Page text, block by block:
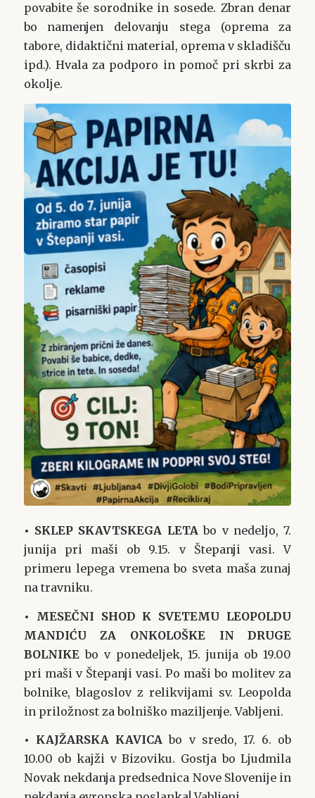
povabite še sorodnike in sosede. Zbran denar
bo namenjen delovanju stega (oprema za
tabore, didaktični material, oprema v skladišču
ipd.). Hvala za podporo in pomoč pri skrbi za
okolje.
• SKLEP SKAVTSKEGA LETAbo v nedeljo, 7.
junija pri maši ob 9.15. v Štepanji vasi. V
primeru lepega vremena bo sveta maša zunaj
na travniku.
• MESEČNI SHOD K SVETEMU LEOPOLDU
MANDIĆU ZA ONKOLOŠKE IN DRUGE
BOLNIKEbo v ponedeljek, 15. junija ob 19.00
pri maši v Štepanji vasi. Po maši bo molitev za
bolnike, blagoslov z relikvijami sv. Leopolda
in priložnost za bolniško maziljenje. Vabljeni.
• KAJŽARSKA KAVICAbo v sredo, 17. 6. ob
10.00 ob kajži v Bizoviku. Gostja bo Ljudmila
Novak nekdanja predsednica Nove Slovenije in